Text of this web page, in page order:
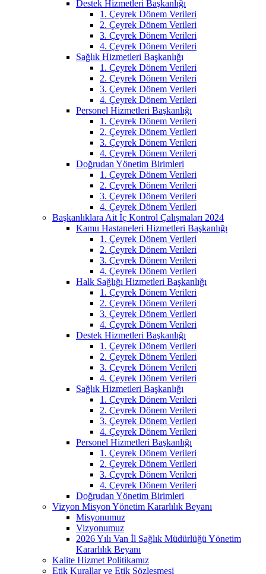
Destek Hizmetleri Başkanlığı
1. Çeyrek Dönem Verileri
2. Çeyrek Dönem Verileri
3. Çeyrek Dönem Verileri
4. Çeyrek Dönem Verileri
Sağlık Hizmetleri Başkanlığı
1. Çeyrek Dönem Verileri
2. Çeyrek Dönem Verileri
3. Çeyrek Dönem Verileri
4. Çeyrek Dönem Verileri
Personel Hizmetleri Başkanlığı
1. Çeyrek Dönem Verileri
2. Çeyrek Dönem Verileri
3. Çeyrek Dönem Verileri
4. Çeyrek Dönem Verileri
Doğrudan Yönetim Birimleri
1. Çeyrek Dönem Verileri
2. Çeyrek Dönem Verileri
3. Çeyrek Dönem Verileri
4. Çeyrek Dönem Verileri
Başkanlıklara Ait İç Kontrol Çalışmaları 2024
Kamu Hastaneleri Hizmetleri Başkanlığı
1. Çeyrek Dönem Verileri
2. Çeyrek Dönem Verileri
3. Çeyrek Dönem Verileri
4. Çeyrek Dönem Verileri
Halk Sağlığı Hizmetleri Başkanlığı
1. Çeyrek Dönem Verileri
2. Çeyrek Dönem Verileri
3. Çeyrek Dönem Verileri
4. Çeyrek Dönem Verileri
Destek Hizmetleri Başkanlığı
1. Çeyrek Dönem Verileri
2. Çeyrek Dönem Verileri
3. Çeyrek Dönem Verileri
4. Çeyrek Dönem Verileri
Sağlık Hizmetleri Başkanlığı
1. Çeyrek Dönem Verileri
2. Çeyrek Dönem Verileri
3. Çeyrek Dönem Verileri
4. Çeyrek Dönem Verileri
Personel Hizmetleri Başkanlığı
1. Çeyrek Dönem Verileri
2. Çeyrek Dönem Verileri
3. Çeyrek Dönem Verileri
4. Çeyrek Dönem Verileri
Doğrudan Yönetim Birimleri
Vizyon Misyon Yönetim Kararlılık Beyanı
Misyonumuz
Vizyonumuz
2026 Yılı Van İl Sağlık Müdürlüğü Yönetim
Kararlılık Beyanı
Kalite Hizmet Politikamız
Etik Kurallar ve Etik Sözleşmesi